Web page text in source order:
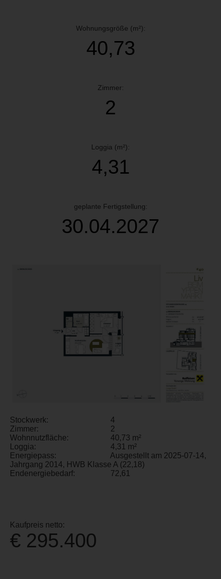
Wohnungsgröße (m²):
40,73
Zimmer:
2
Loggia (m²):
4,31
geplante Fertigstellung:
30.04.2027
Stockwerk:
4
Zimmer:
2
Wohnnutzfläche:
40,73 m²
Loggia:
4,31 m²
Energiepass:
Ausgestellt am 2025-07-14,
Jahrgang 2014, HWB Klasse A (22,18)
Endenergiebedarf:
72,61
Kaufpreis netto:
€ 295.400